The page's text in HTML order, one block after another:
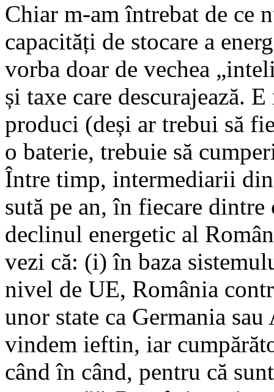
Chiar m-am întrebat de ce
capacități de stocare a
vorba doar de vechea
și taxe care descurajează.
produci (deși ar trebui să
o baterie, trebuie să
Între timp, intermediarii
sută pe an, în fiecare dintre
declinul energetic al
vezi că: (i) în baza
nivel de UE, România
unor state ca Germania
vindem ieftin, iar
când în când, pentru că